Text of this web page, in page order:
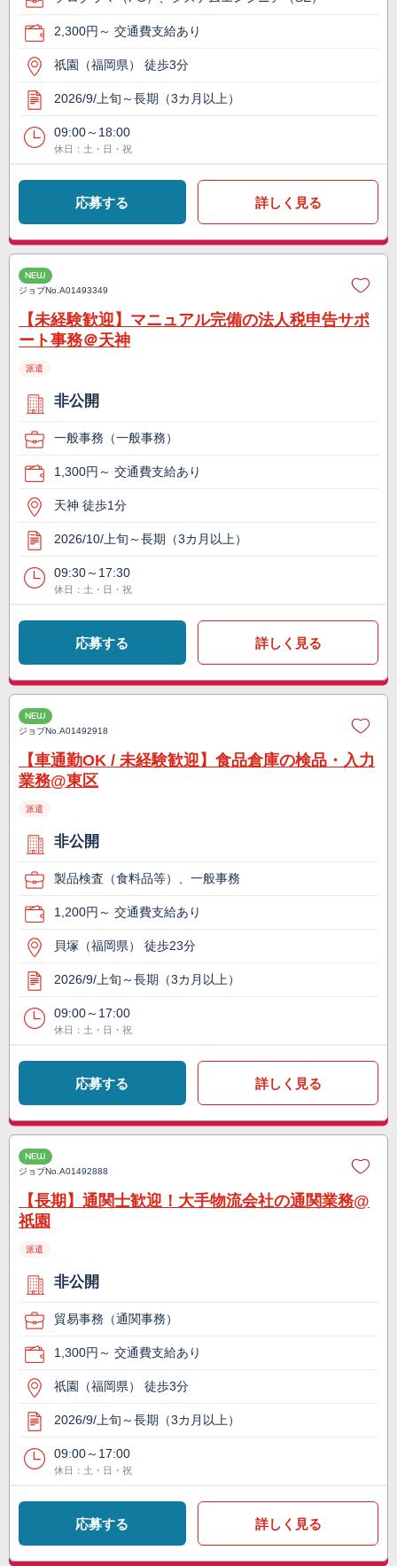
2,300円～ 交通費支給あり
祇園（福岡県） 徒歩3分
2026/9/上旬～長期（3カ月以上）
09:00～18:00
休日：土・日・祝
応募する 詳しく見る
NEW
ジョブNo.A01493349
【未経験歓迎】マニュアル完備の法人税申告サポ
ート事務＠天神
派遣
非公開
一般事務（一般事務）
1,300円～ 交通費支給あり
天神 徒歩1分
2026/10/上旬～長期（3カ月以上）
09:30～17:30
休日：土・日・祝
応募する 詳しく見る
NEW
ジョブNo.A01492918
【車通勤OK / 未経験歓迎】食品倉庫の検品・入力
業務@東区
派遣
非公開
製品検査（食料品等）、一般事務
1,200円～ 交通費支給あり
貝塚（福岡県） 徒歩23分
2026/9/上旬～長期（3カ月以上）
09:00～17:00
休日：土・日・祝
応募する 詳しく見る
NEW
ジョブNo.A01492888
【長期】通関士歓迎！大手物流会社の通関業務@
祇園
派遣
非公開
貿易事務（通関事務）
1,300円～ 交通費支給あり
祇園（福岡県） 徒歩3分
2026/9/上旬～長期（3カ月以上）
09:00～17:00
休日：土・日・祝
応募する 詳しく見る